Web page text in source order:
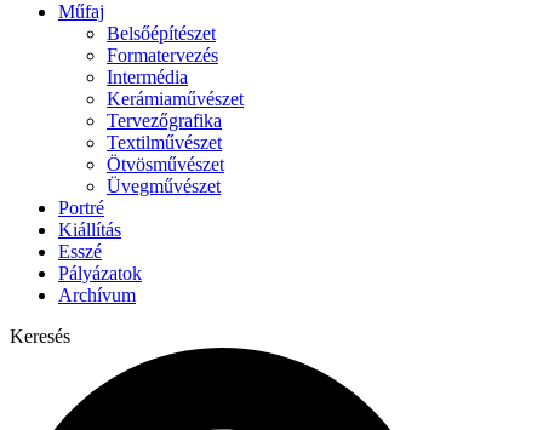
Műfaj
Belsőépítészet
Formatervezés
Intermédia
Kerámiaművészet
Tervezőgrafika
Textilművészet
Ötvösművészet
Üvegművészet
Portré
Kiállítás
Esszé
Pályázatok
Archívum
Keresés